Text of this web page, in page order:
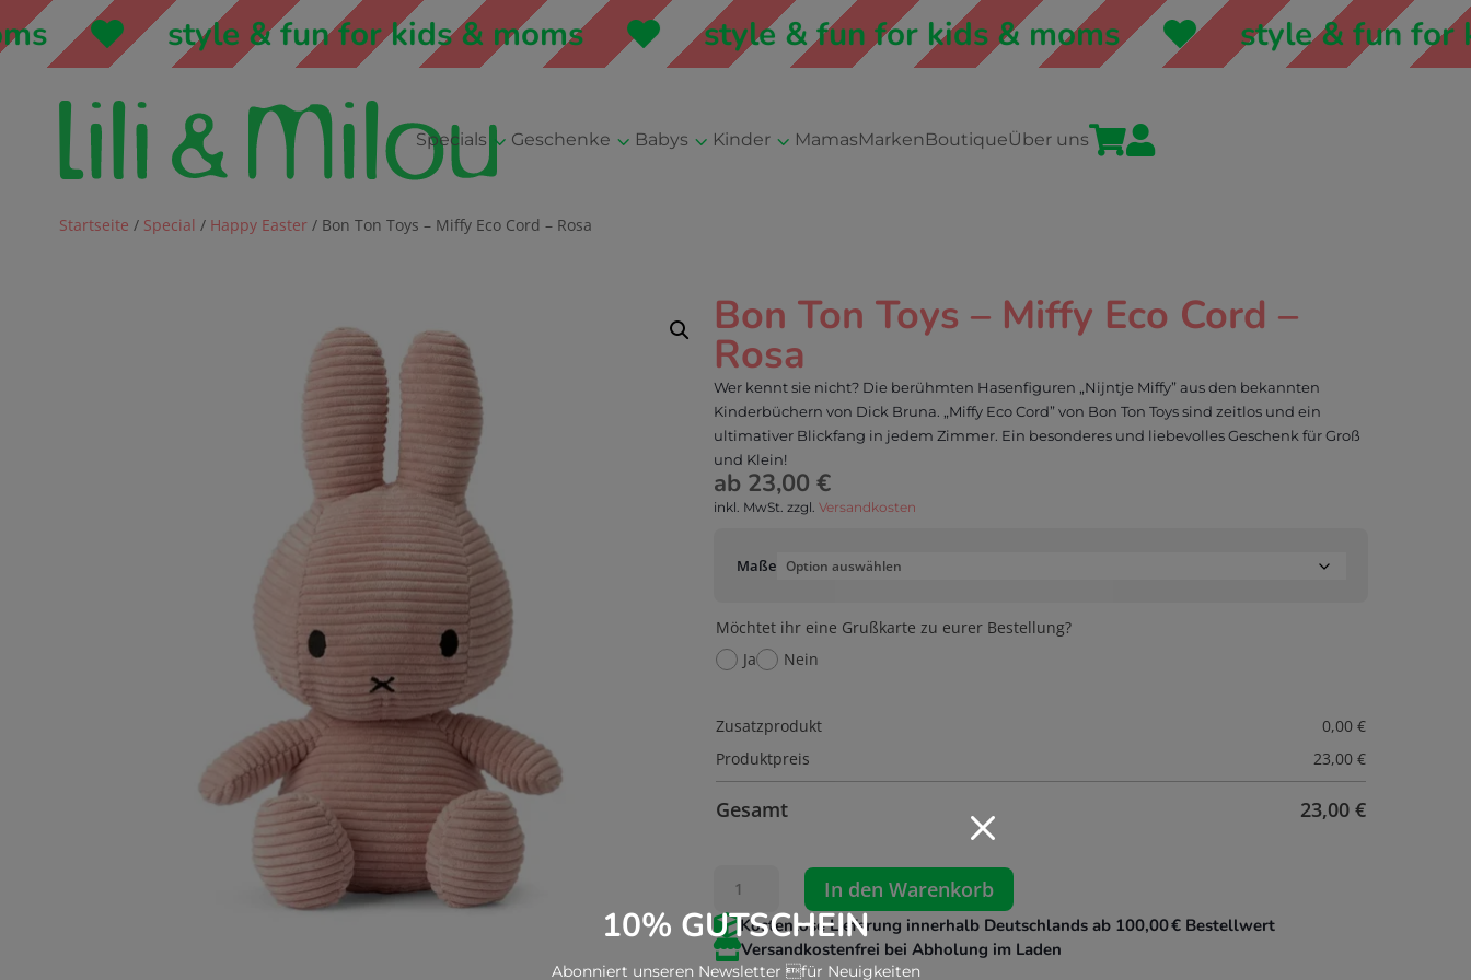
style & fun for kids & moms style & fun for kids & moms style & fun for kids
Specials 3 Geschenke 3 Babys 3 Kinder3 MamasMarkenBoutiqueÜber uns 
M
10% GUTSCHEIN
Abonniert unseren Newsletter für Neuigkeiten
Startseite / Special / Happy Easter/ Bon Ton Toys – Miffy Eco Cord – Rosa
Bon Ton Toys – Miffy Eco Cord –
Rosa
Wer kennt sie nicht? Die berühmten Hasenfiguren „Nijntje Miffy” aus den bekannten
Kinderbüchern von Dick Bruna. „Miffy Eco Cord” von Bon Ton Toys sind zeitlos und ein
ultimativer Blickfang in jedem Zimmer. Ein besonderes und liebevolles Geschenk für Groß
und Klein!
ab 23,00 €
inkl. MwSt. zzgl. Versandkosten
Maße
Möchtet ihr eine Grußkarte zu eurer Bestellung?
Ja
Nein
Zusatzprodukt 0,00€
Produktpreis
23,00€
Gesamt 23,00€
Toys
-
Miffy
In den Warenkorb
 Kostenlose Lieferung innerhalb Deutschlands ab 100,00 € Bestellwert
Versandkostenfrei bei Abholung im Laden